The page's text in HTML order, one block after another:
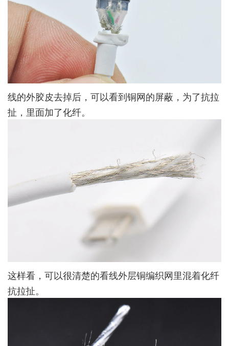
线的外胶皮去掉后，可以看到铜网的屏蔽，为了抗拉
扯，里面加了化纤。
这样看，可以很清楚的看线外层铜编织网里混着化纤
抗拉扯。